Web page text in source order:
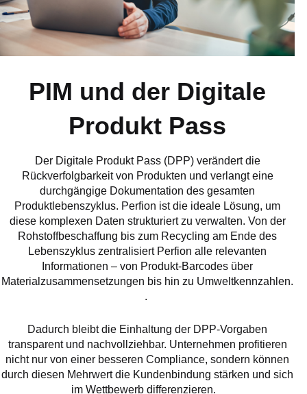
PIM und der Digitale
Produkt Pass
Der Digitale Produkt Pass (DPP) verändert die
Rückverfolgbarkeit von Produkten und verlangt eine
durchgängige Dokumentation des gesamten
Produktlebenszyklus. Perfion ist die ideale Lösung, um
diese komplexen Daten strukturiert zu verwalten. Von der
Rohstoffbeschaffung bis zum Recycling am Ende des
Lebenszyklus zentralisiert Perfion alle relevanten
Informationen – von Produkt-Barcodes über
Materialzusammensetzungen bis hin zu Umweltkennzahlen.
.
Dadurch bleibt die Einhaltung der DPP-Vorgaben
transparent und nachvollziehbar. Unternehmen profitieren
nicht nur von einer besseren Compliance, sondern können
durch diesen Mehrwert die Kundenbindung stärken und sich
im Wettbewerb differenzieren.